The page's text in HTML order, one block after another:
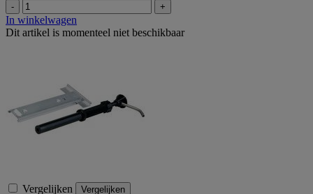
- +
In winkelwagen
Dit artikel is momenteel niet beschikbaar
Vergelijken Vergelijken